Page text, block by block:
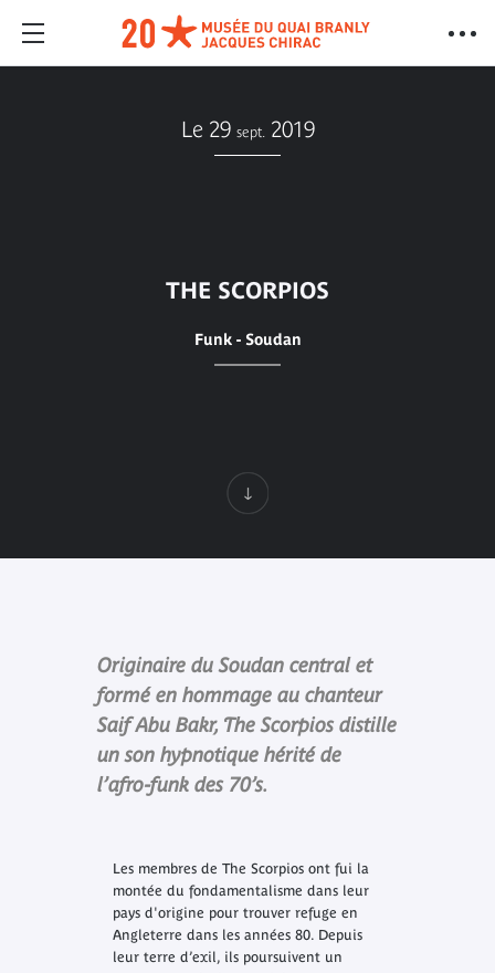
Le 29 sept. 2019
THE SCORPIOS
Funk - Soudan
Originaire du Soudan central et
formé en hommage au chanteur
Saif Abu Bakr, The Scorpios distille
un son hypnotique hérité de
l’afro-funk des 70’s.
Les membres de The Scorpios ont fui la
montée du fondamentalisme dans leur
pays d'origine pour trouver refuge en
Angleterre dans les années 80. Depuis
leur terre d’exil, ils poursuivent un